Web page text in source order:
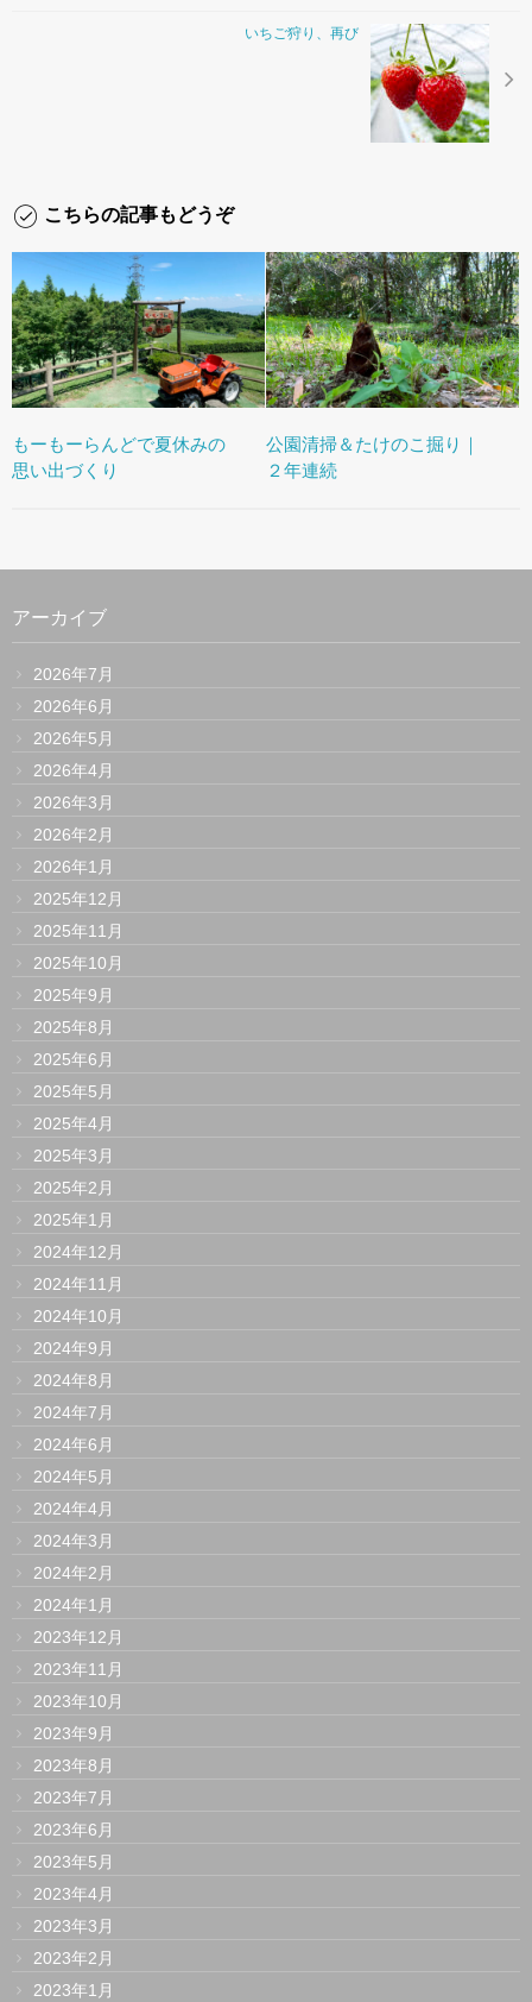
いちご狩り、再び
こちらの記事もどうぞ
もーもーらんどで夏休みの
思い出づくり
公園清掃＆たけのこ掘り｜
２年連続
アーカイブ
2026年7月
2026年6月
2026年5月
2026年4月
2026年3月
2026年2月
2026年1月
2025年12月
2025年11月
2025年10月
2025年9月
2025年8月
2025年6月
2025年5月
2025年4月
2025年3月
2025年2月
2025年1月
2024年12月
2024年11月
2024年10月
2024年9月
2024年8月
2024年7月
2024年6月
2024年5月
2024年4月
2024年3月
2024年2月
2024年1月
2023年12月
2023年11月
2023年10月
2023年9月
2023年8月
2023年7月
2023年6月
2023年5月
2023年4月
2023年3月
2023年2月
2023年1月